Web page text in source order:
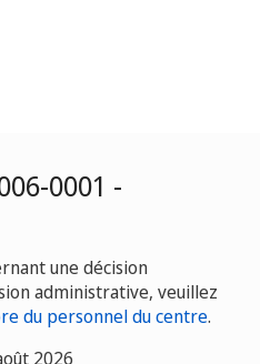
0001 -
une décision
administrative, veuillez
du personnel du centre.
2026